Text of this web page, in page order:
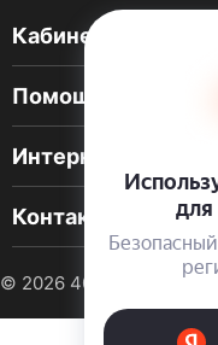
Кабинет
Помощь
Интернет-магазин
Контакты
© 2026 40 DEN.